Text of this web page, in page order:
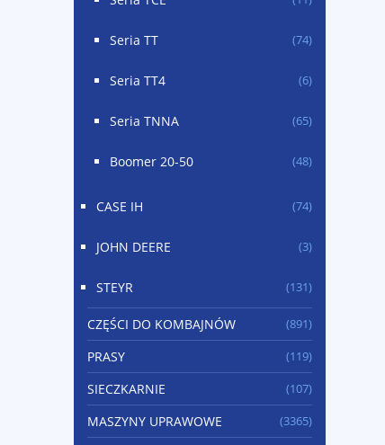
Seria TT (74)
Seria TT4 (6)
Seria TNNA (65)
Boomer 20-50 (48)
CASE IH (74)
JOHN DEERE (3)
STEYR (131)
CZĘŚCI DO KOMBAJNÓW (891)
PRASY (119)
SIECZKARNIE (107)
MASZYNY UPRAWOWE (3365)